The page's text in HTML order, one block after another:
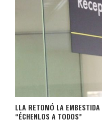
LLA RETOMÓ LA
“ÉCHENLOS A TODOS”